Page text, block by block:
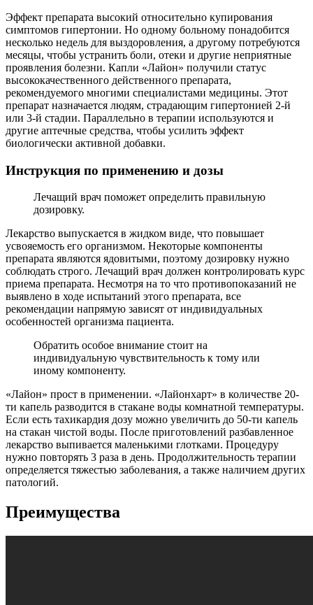
Эффект препарата высокий относительно купирования
симптомов гипертонии. Но одному больному понадобится
несколько недель для выздоровления, а другому потребуются
месяцы, чтобы устранить боли, отеки и другие неприятные
проявления болезни. Капли «Лайон» получили статус
высококачественного действенного препарата,
рекомендуемого многими специалистами медицины. Этот
препарат назначается людям, страдающим гипертонией 2-й
или 3-й стадии. Параллельно в терапии используются и
другие аптечные средства, чтобы усилить эффект
биологически активной добавки.
Инструкция по применению и дозы
Лечащий врач поможет определить правильную
дозировку.
Лекарство выпускается в жидком виде, что повышает
усвояемость его организмом. Некоторые компоненты
препарата являются ядовитыми, поэтому дозировку нужно
соблюдать строго. Лечащий врач должен контролировать курс
приема препарата. Несмотря на то что противопоказаний не
выявлено в ходе испытаний этого препарата, все
рекомендации напрямую зависят от индивидуальных
особенностей организма пациента.
Обратить особое внимание стоит на
индивидуальную чувствительность к тому или
иному компоненту.
«Лайон» прост в применении. «Лайонхарт» в количестве 20-
ти капель разводится в стакане воды комнатной температуры.
Если есть тахикардия дозу можно увеличить до 50-ти капель
на стакан чистой воды. После приготовлений разбавленное
лекарство выпивается маленькими глотками. Процедуру
нужно повторять 3 раза в день. Продолжительность терапии
определяется тяжестью заболевания, а также наличием других
патологий.
Преимущества